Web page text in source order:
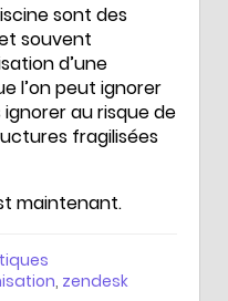
sont des
souvent
d’une
l’on peut ignorer
au risque de
fragilisées
maintenant.
, zendesk